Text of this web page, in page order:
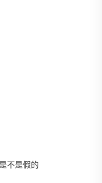
不是假的